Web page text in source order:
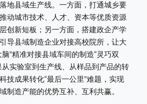
地县域生产线。一方面，打通城乡要
动城市技术、人才、资本等优质资源
创新短板；另一方面，搭建政企产学
导县域制造企业对接高校院所，让大
”精准对接县域车间的制造“灵巧双
从实验室到生产线、从样品到产品的转
技成果转化“最后一公里”难题，实现
制造产能的优势互补、互利共赢。